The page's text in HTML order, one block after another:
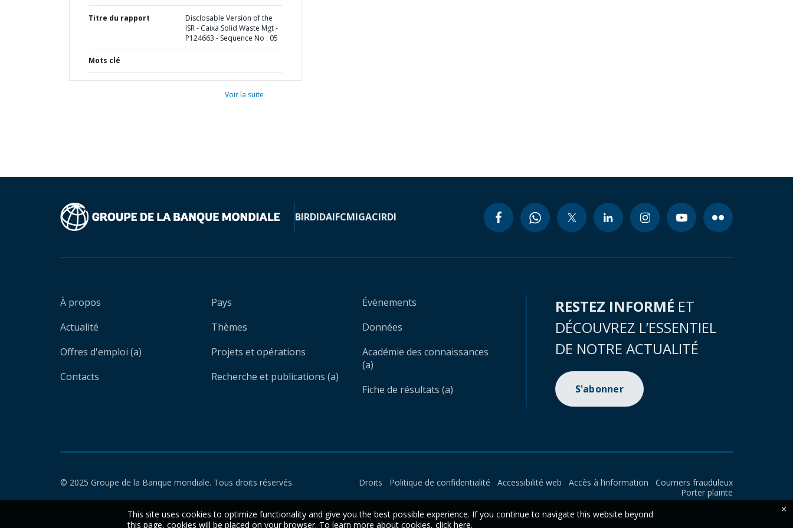
Titre du rapport
Disclosable Version of the
ISR - Caixa Solid Waste Mgt -
P124663 - Sequence No : 05
Mots clé
Voir la suite
BIRDIDAIFCMIGACIRDI
À propos
Actualité
Offres d'emploi (a)
Contacts
Pays
Thèmes
Projets et opérations
Recherche et publications (a)
Évènements
Données
Académie des connaissances
(a)
Fiche de résultats (a)
RESTEZ INFORMÉ ET
DÉCOUVREZ L’ESSENTIEL
DE NOTRE ACTUALITÉ
S'abonner
© 2025 Groupe de la Banque mondiale. Tous droits réservés. Droits Politique de confidentialité Accessibilité web Accès à l’information
Courriers frauduleux
Porter plainte
This site uses cookies to optimize functionality and give you the best possible experience. If you continue to navigate this website beyond
this page, cookies will be placed on your browser. To learn more about cookies, click here.
×